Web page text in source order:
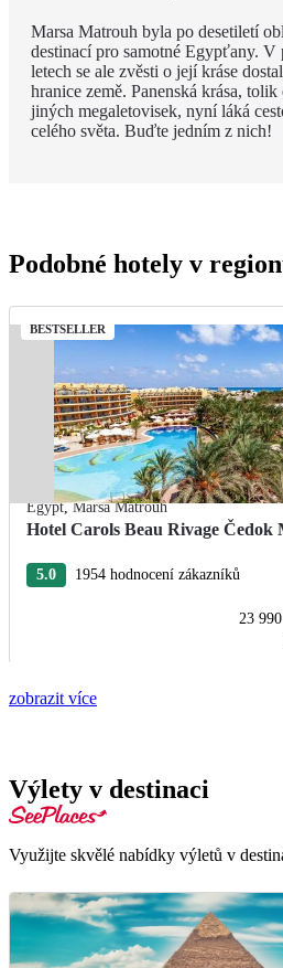
Marsa Matrouh byla po desetiletí
destinací pro samotné Egypťany. V
letech se ale zvěsti o její kráse
hranice země. Panenská krása, tolik
jiných megaletovisek, nyní láká
celého světa. Buďte jedním z nich!
Podobné hotely v
BESTSELLER
Egypt,Marsa Matrouh
Hotel Carols Beau Rivage Čedok
5.0 1954 hodnocení zákazníků
23
zobrazit více
Výlety v destinaci
Využijte skvělé nabídky výletů v